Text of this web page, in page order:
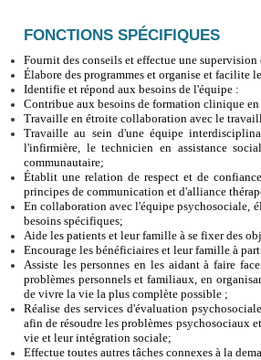
FONCTIONS SPÉCIFIQUES
Fournit des conseils et effectue une
Élabore des programmes et organise et facilite
Identifie et répond aux besoins de l'équipe :
Contribue aux besoins de formation clinique
Travaille en étroite collaboration avec le
Travaille au sein d'une équipe
l'infirmière, le technicien en assistance
communautaire;
Établit une relation de respect et de
principes de communication et d'alliance
En collaboration avec l'équipe psychosociale,
besoins spécifiques;
Aide les patients et leur famille à se fixer des
Encourage les bénéficiaires et leur famille à
Assiste les personnes en les aidant à faire
problèmes personnels et familiaux, en
de vivre la vie la plus complète possible ;
Réalise des services d'évaluation
afin de résoudre les problèmes psychosociaux
vie et leur intégration sociale;
Effectue toutes autres tâches connexes à la